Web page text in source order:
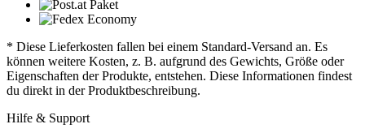
* Diese Lieferkosten fallen bei einem Standard-Versand an. Es
können weitere Kosten, z. B. aufgrund des Gewichts, Größe oder
Eigenschaften der Produkte, entstehen. Diese Informationen findest
du direkt in der Produktbeschreibung.
Hilfe & Support